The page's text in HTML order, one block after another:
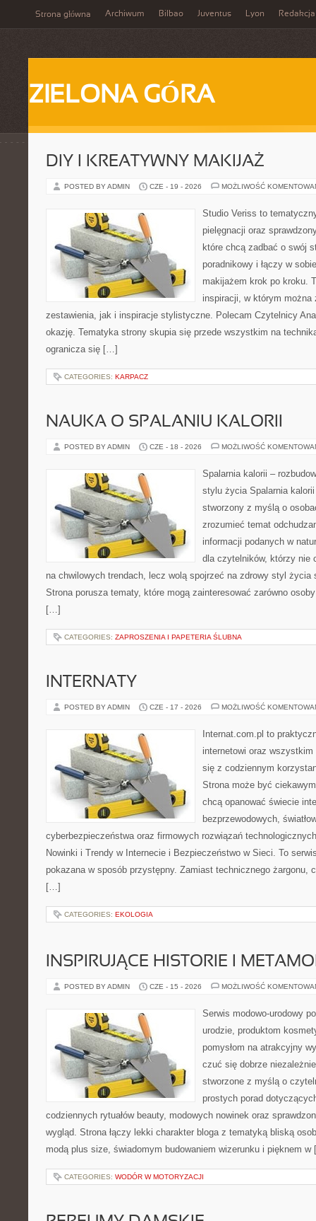
Strona główna Archiwum Bilbao Juventus Lyon Redakcja
ZIELONA GÓRA
DIY I KREATYWNY MAKIJAŻ
POSTED BY ADMIN CZE - 19 - 2026 MOŻLIWOŚĆ
Studio Veriss to
pielęgnacji oraz
które chcą zadbać o swój
poradnikowy i łączy w
makijażem krok po kroku.
inspiracji, w którym
zestawienia, jak i inspiracje stylistyczne. Polecam Czytelnicy
okazję. Tematyka strony skupia się przede wszystkim na
ogranicza się […]
CATEGORIES: KARPACZ
NAUKA O SPALANIU KALORII
POSTED BY ADMIN CZE - 18 - 2026 MOŻLIWOŚĆ
Spalarnia kalorii –
stylu życia Spalarnia
stworzony z myślą o
zrozumieć temat
informacji podanych w
dla czytelników, którzy nie
na chwilowych trendach, lecz wolą spojrzeć na zdrowy styl
Strona porusza tematy, które mogą zainteresować zarówno
[…]
CATEGORIES: ZAPROSZENIA I PAPETERIA ŚLUBNA
INTERNATY
POSTED BY ADMIN CZE - 17 - 2026 MOŻLIWOŚĆ
Internat.com.pl to
internetowi oraz
się z codziennym
Strona może być
chcą opanować świecie
bezprzewodowych,
cyberbezpieczeństwa oraz firmowych rozwiązań
Nowinki i Trendy w Internecie i Bezpieczeństwo w Sieci. To
pokazana w sposób przystępny. Zamiast technicznego żargonu,
[…]
CATEGORIES: EKOLOGIA
INSPIRUJĄCE HISTORIE I
POSTED BY ADMIN CZE - 15 - 2026 MOŻLIWOŚĆ
Serwis modowo-urodowy
urodzie, produktom
pomysłom na atrakcyjny
czuć się dobrze
stworzone z myślą o
prostych porad
codziennych rytuałów beauty, modowych nowinek oraz
wygląd. Strona łączy lekki charakter bloga z tematyką bliską
modą plus size, świadomym budowaniem wizerunku i pięknem
CATEGORIES: WODÓR W MOTORYZACJI